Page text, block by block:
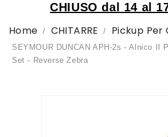
CHIUSO dal 14 al
Home CHITARRE Pickup
SEYMOUR DUNCAN APH-2s - Alnico II
Set - Reverse Zebra